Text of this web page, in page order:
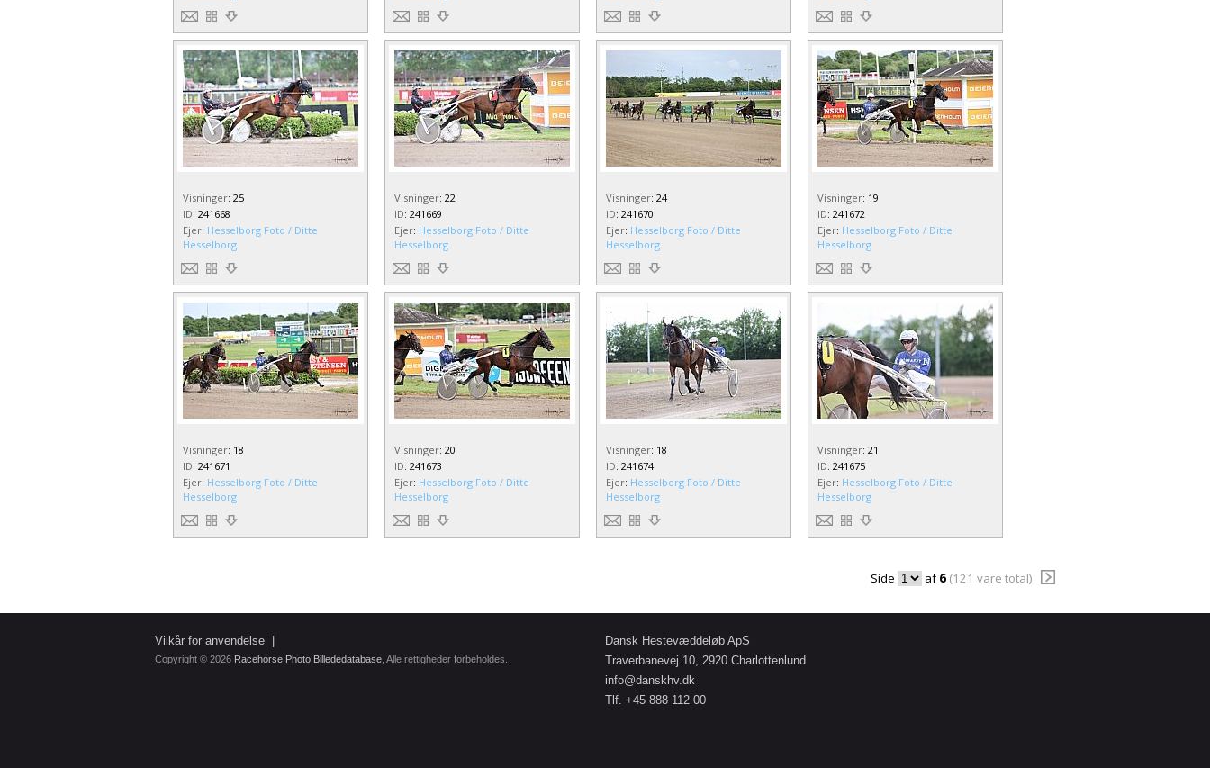
Visninger: 25
ID: 241668
Ejer: Hesselborg Foto / Ditte
Hesselborg
Visninger: 22
ID: 241669
Ejer: Hesselborg Foto / Ditte
Hesselborg
Visninger: 24
ID: 241670
Ejer: Hesselborg Foto / Ditte
Hesselborg
Visninger: 19
ID: 241672
Ejer: Hesselborg Foto / Ditte
Hesselborg
Visninger: 18
ID: 241671
Ejer: Hesselborg Foto / Ditte
Hesselborg
Visninger: 20
ID: 241673
Ejer: Hesselborg Foto / Ditte
Hesselborg
Visninger: 18
ID: 241674
Ejer: Hesselborg Foto / Ditte
Hesselborg
Visninger: 21
ID: 241675
Ejer: Hesselborg Foto / Ditte
Hesselborg
Side af6 (121 vare total)
Vilkår for anvendelse
Copyright © 2026 Racehorse Photo Billededatabase , Alle rettigheder forbeholdes.
Dansk Hestevæddeløb ApS
Traverbanevej 10, 2920 Charlottenlund
info@danskhv.dk
Tlf. +45 888 112 00